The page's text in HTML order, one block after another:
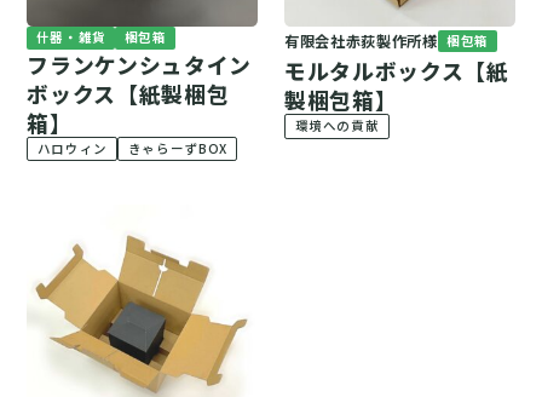
什器・雑貨 梱包箱
フランケンシュタイン
ボックス【紙製梱包
箱】
ハロウィン きゃらーずBOX
有限会社赤荻製作所様 梱包箱
モルタルボックス【紙
製梱包箱】
環境への貢献